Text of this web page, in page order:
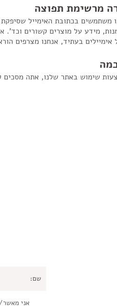
מרשימת תפוצה
משתמשים בכתובת האימייל
מידע על מוצרים קשורים
אימיילים בעתיד, אנחנו מצרפים
שימוש באתר שלנו, אתה מסכים
אני